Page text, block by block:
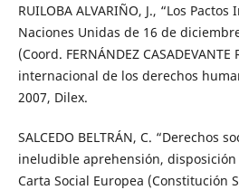
RUILOBA ALVARIÑO, J., “Los
Naciones Unidas de 16 de
(Coord. FERNÁNDEZ
internacional de los derechos
2007, Dilex.
SALCEDO BELTRÁN, C. “Derechos
ineludible aprehensión,
Carta Social Europea (Constitución